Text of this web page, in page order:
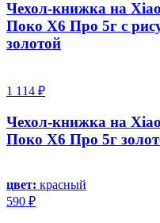
Чехол-книжка на
Поко Х6 Про 5г с
золотой
1 114 ₽
Чехол-книжка на
Поко Х6 Про 5г
цвет: красный
590 ₽